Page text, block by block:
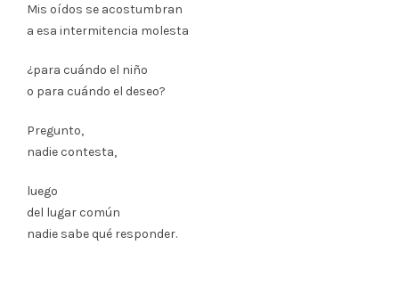
Mis oídos se acostumbran
a esa intermitencia molesta
¿para cuándo el niño
o para cuándo el deseo?
Pregunto,
nadie contesta,
luego
del lugar común
nadie sabe qué responder.